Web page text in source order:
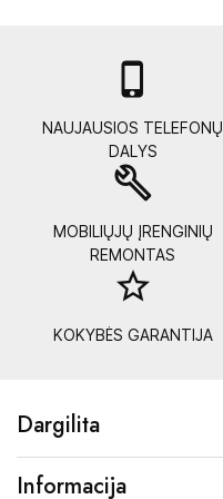

NAUJAUSIOS TELEFONŲ
DALYS
build
MOBILIŲJŲ ĮRENGINIŲ
REMONTAS
star_border
KOKYBĖS GARANTIJA
Dargilita
Informacija